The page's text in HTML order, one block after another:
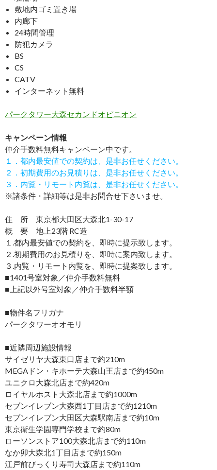
敷地内ゴミ置き場
内廊下
24時間管理
防犯カメラ
BS
CS
CATV
インターネット無料
パークタワー大森セカンドオピニオン
キャンペーン情報
仲介手数料無料キャンペーン中です。
１．都内最安値での契約は、是非お任せください。
２．初期費用のお見積りは、是非お任せください。
３．内覧・リモート内覧は、是非お任せください。
※諸条件・詳細等は是非お問合せ下さいませ。
住 所 東京都大田区大森北1-30-17
概 要 地上23階 RC造
１.都内最安値での契約を、即時に提示致します。
２.初期費用のお見積りを、即時に案内致します。
３.内覧・リモート内覧を、即時に提案致します。
■1401号室対象／仲介手数料無料
■上記以外号室対象／仲介手数料半額
■物件名フリガナ
パークタワーオオモリ
■近隣周辺施設情報
サイゼリヤ大森東口店まで約210m
MEGAドン・キホーテ大森山王店まで約450m
ユニクロ大森北店まで約420m
ロイヤルホスト大森北店まで約1000m
セブンイレブン大森西1丁目店まで約1210m
セブンイレブン大田区大森駅南店まで約10m
東京衛生学園専門学校まで約80m
ローソンストア100大森北店まで約110m
なか卯大森北1丁目店まで約150m
江戸前びっくり寿司大森店まで約110m